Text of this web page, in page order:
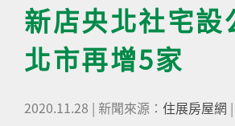
新店央北社宅設
北市再增5家
2020.11.28 | 新聞來源： 住展房屋網 |